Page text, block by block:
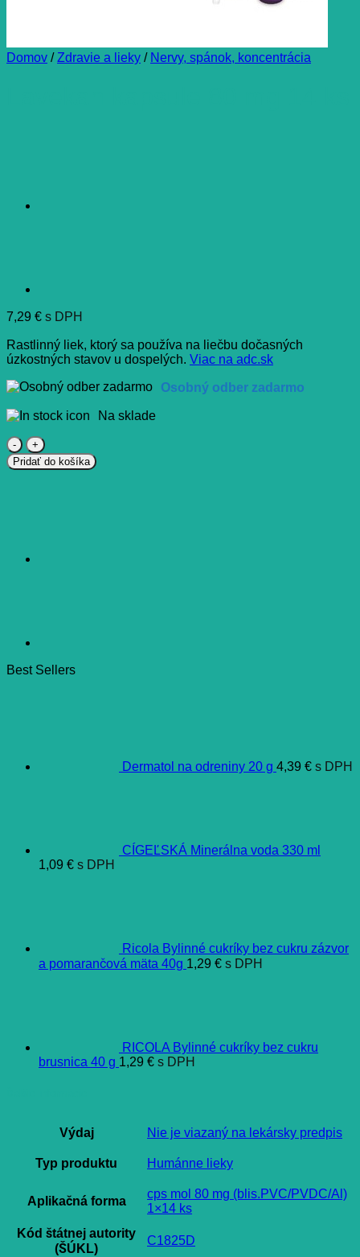
Domov / Zdravie a lieky / Nervy, spánok, koncentrácia
7,29 € s DPH
Rastlinný liek, ktorý sa používa na liečbu dočasných
úzkostných stavov u dospelých. Viac na adc.sk
Osobný odber zadarmo
Na sklade
množstvo
Lavekan
kapsule
Pridať do košíka
Best Sellers
Dermatol na odreniny 20 g 4,39 € s DPH
CÍGEĽSKÁ Minerálna voda 330 ml
1,09 € s DPH
Ricola Bylinné cukríky bez cukru zázvor
a pomarančová mäta 40g 1,29 € s DPH
RICOLA Bylinné cukríky bez cukru
brusnica 40 g 1,29 € s DPH
Výdaj Nie je viazaný na lekársky predpis
Typ produktu Humánne lieky
Aplikačná forma
cps mol 80 mg (blis.PVC/PVDC/Al)
1×14 ks
Kód štátnej autority
(ŠÚKL)
C1825D